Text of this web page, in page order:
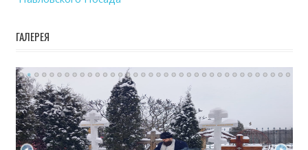
ГАЛЕРЕЯ